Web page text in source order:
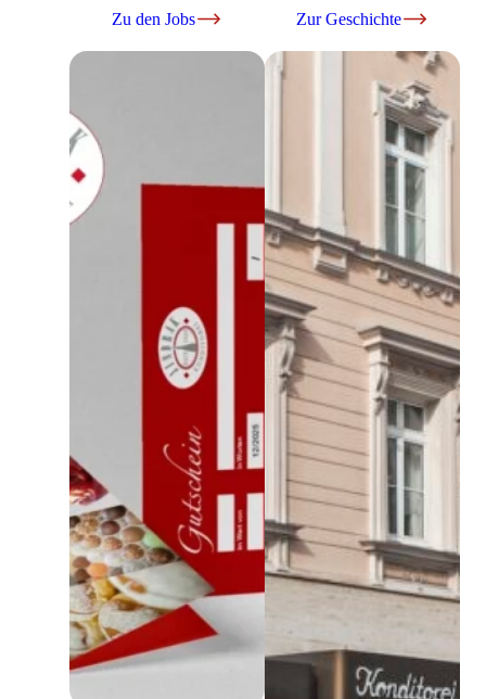
Zu den Jobs Zur Geschichte